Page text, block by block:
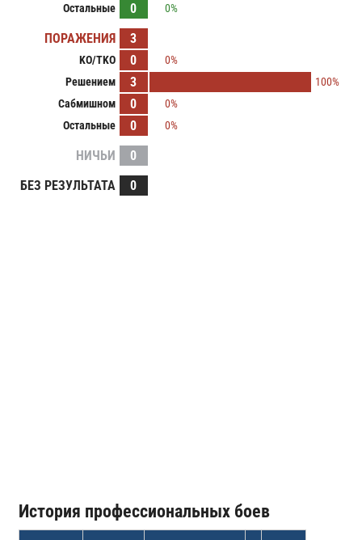
Остальные
0 0%
ПОРАЖЕНИЯ 3
KO/TKO 0
0%
Решением
3
100%
Сабмишном
0
0%
Остальные
0 0%
НИЧЬИ
0
БЕЗ РЕЗУЛЬТАТА
0
История профессиональных боев